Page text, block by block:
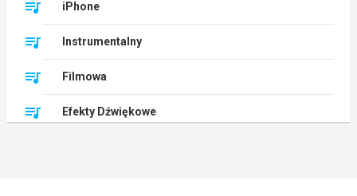
iPhone
Instrumentalny
Filmowa
Efekty Dźwiękowe